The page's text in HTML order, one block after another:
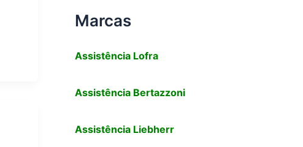
Marcas
Assistência Lofra
Assistência Bertazzoni
Assistência Liebherr